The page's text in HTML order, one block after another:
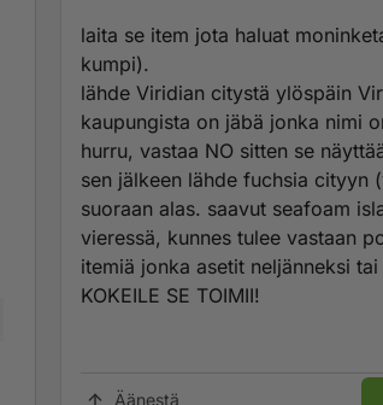
laita se item jota haluat
kumpi).
lähde Viridian citystä ylöspäin
kaupungista on jäbä jonka nimi
hurru, vastaa NO sitten se
sen jälkeen lähde fuchsia cityyn
suoraan alas. saavut seafoam
vieressä, kunnes tulee vastaan
itemiä jonka asetit neljänneksi
KOKEILE SE TOIMII!
Äänestä